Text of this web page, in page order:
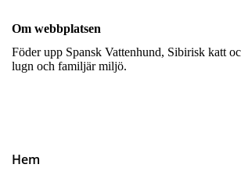
Om webbplatsen
Föder upp Spansk Vattenhund, Sibirisk katt
lugn och familjär miljö.
Hem